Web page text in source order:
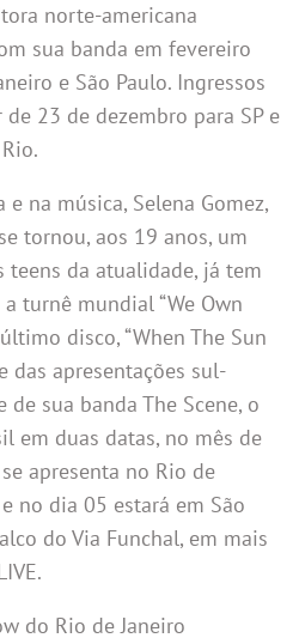
norte-americana
sua banda em fevereiro
e São Paulo. Ingressos
23 de dezembro para SP e
e na música, Selena Gomez,
tornou, aos 19 anos, um
teens da atualidade, já tem
turnê mundial “We Own
disco, “When The Sun
das apresentações sul-
sua banda The Scene, o
em duas datas, no mês de
apresenta no Rio de
e no dia 05 estará em São
do Via Funchal, em mais
do Rio de Janeiro